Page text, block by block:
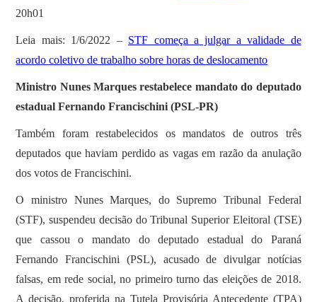
20h01
Leia mais: 1/6/2022 – STF começa a julgar a validade de
acordo coletivo de trabalho sobre horas de deslocamento
Ministro Nunes Marques restabelece mandato do deputado
estadual Fernando Francischini (PSL-PR)
Também foram restabelecidos os mandatos de outros três
deputados que haviam perdido as vagas em razão da anulação
dos votos de Francischini.
O ministro Nunes Marques, do Supremo Tribunal Federal
(STF), suspendeu decisão do Tribunal Superior Eleitoral (TSE)
que cassou o mandato do deputado estadual do Paraná
Fernando Francischini (PSL), acusado de divulgar notícias
falsas, em rede social, no primeiro turno das eleições de 2018.
A decisão, proferida na Tutela Provisória Antecedente (TPA)